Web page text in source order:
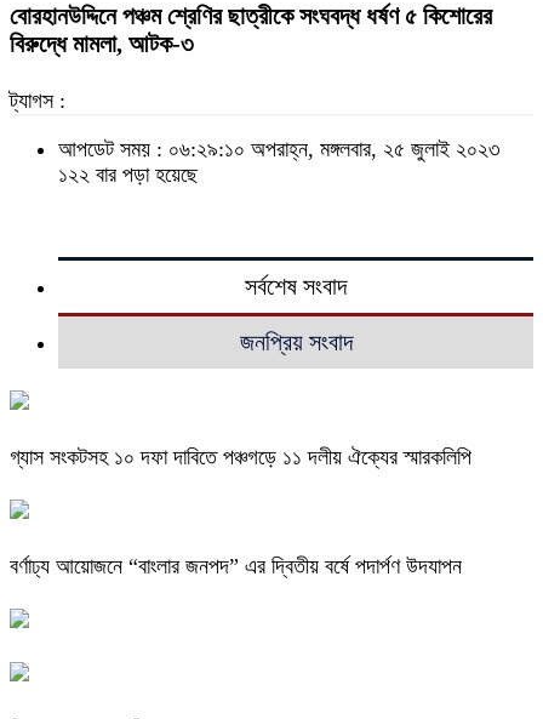
বোরহানউদ্দিনে পঞ্চম শ্রেণির ছাত্রীকে সংঘবদ্ধ ধর্ষণ ৫ কিশোরের
বিরুদ্ধে মামলা, আটক-৩
ট্যাগস :
আপডেট সময় : ০৬:২৯:১০ অপরাহ্ন, মঙ্গলবার, ২৫ জুলাই ২০২৩
১২২ বার পড়া হয়েছে
সর্বশেষ সংবাদ
জনপ্রিয় সংবাদ
গ্যাস সংকটসহ ১০ দফা দাবিতে পঞ্চগড়ে ১১ দলীয় ঐক্যের স্মারকলিপি
বর্ণাঢ্য আয়োজনে “বাংলার জনপদ” এর দ্বিতীয় বর্ষে পদার্পণ উদযাপন